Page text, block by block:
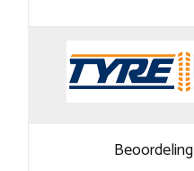
Beoordeling